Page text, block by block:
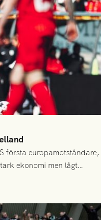
första europamotståndare,
ekonomi men lågt
styrka och individuell